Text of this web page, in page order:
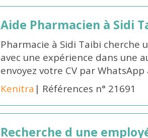
Aide Pharmacien à Sidi
Pharmacie à Sidi Taibi cherche
avec une expérience dans une
envoyez votre CV par
Kenitra | Références n° 21691
Recherche d une